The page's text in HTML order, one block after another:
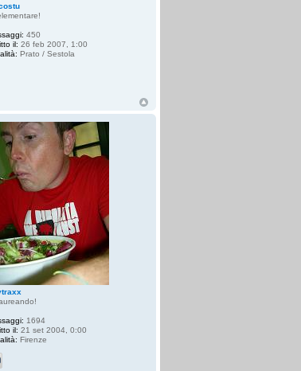
450
il: 26 feb 2007, 1:00
Prato / Sestola
1694
il: 21 set 2004, 0:00
Firenze